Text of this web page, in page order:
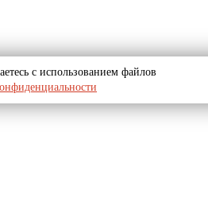
с использованием файлов